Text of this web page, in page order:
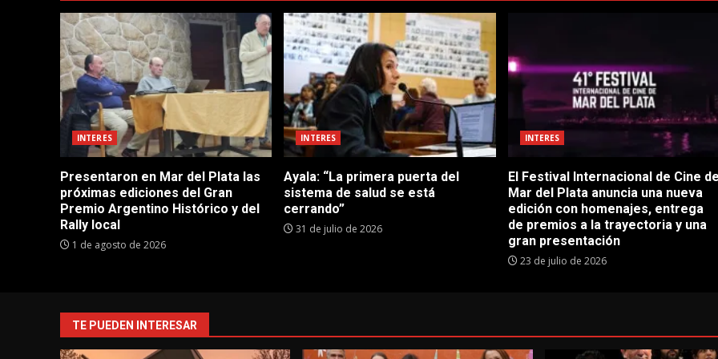
INTERES
Presentaron en Mar del Plata las
próximas ediciones del Gran
Premio Argentino Histórico y del
Rally local
1 de agosto de 2026
INTERES
Ayala: “La primera puerta del
sistema de salud se está
cerrando”
31 de julio de 2026
INTERES
El Festival Internacional de Cine
Mar del Plata anuncia una nueva
edición con homenajes, entrega
de premios a la trayectoria y una
gran presentación
23 de julio de 2026
TE PUEDEN INTERESAR